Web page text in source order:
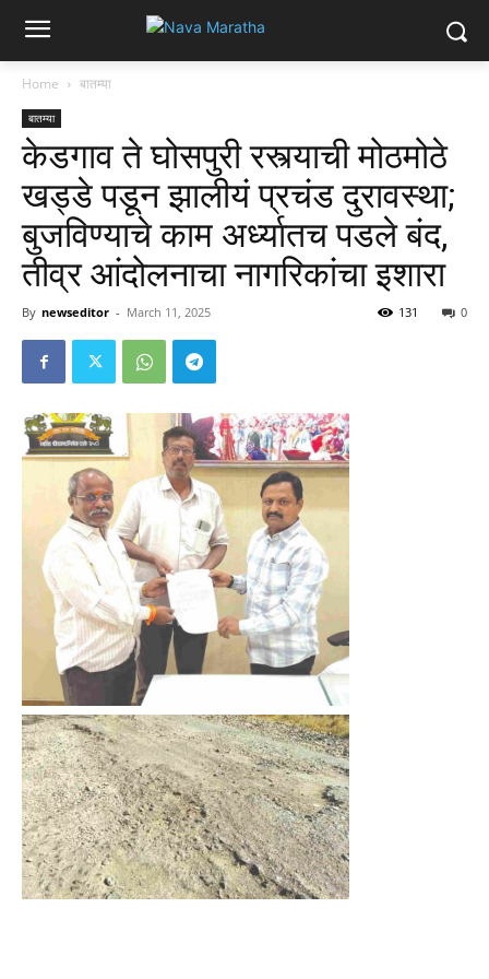
Home बातम्या
बातम्या
केडगाव ते घोसपुरी रस्त्याची मोठमोठे
खड्डे पडून झालीयं प्रचंड दुरावस्था;
बुजविण्याचे काम अर्ध्यातच पडले बंद,
तीव्र आंदोलनाचा नागरिकांचा इशारा
By newseditor - March 11, 2025 0
131